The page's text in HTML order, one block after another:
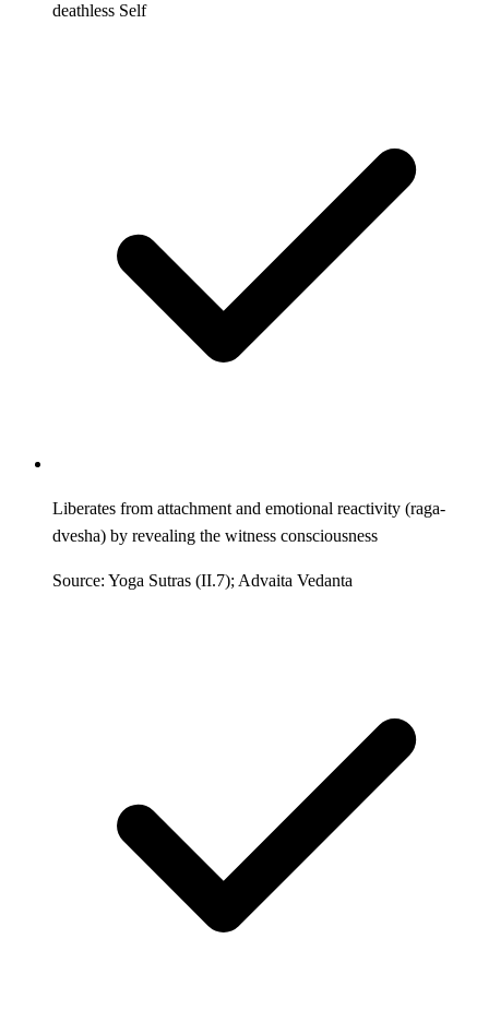
deathless Self
Liberates from attachment and emotional reactivity (raga-
dvesha) by revealing the witness consciousness
Source: Yoga Sutras (II.7); Advaita Vedanta